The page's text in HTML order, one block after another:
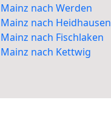
nach Werden
nach Heidhausen
nach Fischlaken
nach Kettwig